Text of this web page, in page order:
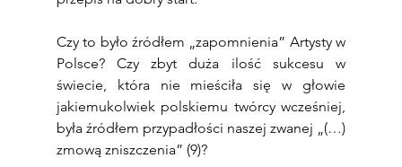
Czy to było źródłem „zapomnienia” Artysty w
Polsce? Czy zbyt duża ilość sukcesu w
świecie, która nie mieściła się w głowie
jakiemukolwiek polskiemu twórcy wcześniej,
była źródłem przypadłości naszej zwanej „(…)
zmową zniszczenia” (9)?